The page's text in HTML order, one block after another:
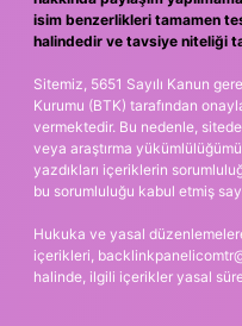
isim benzerlikleri tamamen
halindedir ve tavsiye niteliği
Sitemiz, 5651 Sayılı Kanun
Kurumu (BTK) tarafından
vermektedir. Bu nedenle,
veya araştırma
yazdıkları içeriklerin
bu sorumluluğu kabul etmiş
Hukuka ve yasal
içerikleri,
halinde, ilgili içerikler yasal